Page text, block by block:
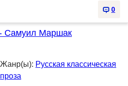
0
Самуил Маршак
Жанр(ы): Русская классическая
проза